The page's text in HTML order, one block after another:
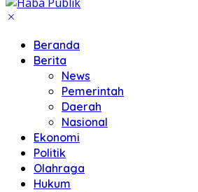
Beranda
Berita
News
Pemerintah
Daerah
Nasional
Ekonomi
Politik
Olahraga
Hukum